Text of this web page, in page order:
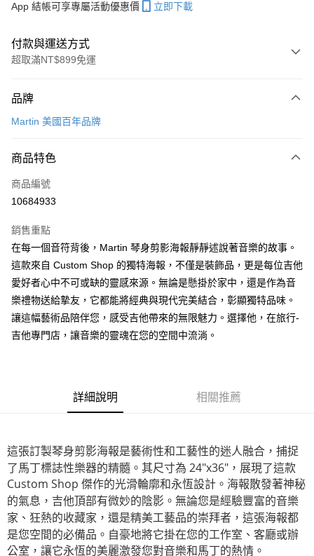
App 結帳可享專屬活動優惠價 立即下載
付款與運送方式
超取滿NT$899免運
信用卡一次付款
3 期 0 利率 每期
合作金庫商業銀行
上海商業儲蓄銀行
臺灣中小企業銀行
匯豐（台灣）商業銀行
華泰商業銀行
聯邦商業銀行
遠東國際商業銀行
元大商業銀行
永豐商業銀行
玉山商業銀行
星展（台灣）商業銀行
台灣樂天信用卡公司
合作金庫商業銀行
上海商業儲蓄銀行
國泰世華商業銀行
兆豐國際商業銀行
匯豐（台灣）商業銀行
華泰商業銀行
聯邦商業銀行
遠東國際商業銀行
元大商業銀行
永豐商業銀行
玉山商業銀行
星展（台灣）商業銀行
台新國際商業銀行
中國信託商業銀行
12 期 0 利率 每期
華南商業銀行
上海商業儲蓄銀行
台北富邦商業銀行
國泰世華商業銀行
兆豐國際商業銀行
臺灣中小企業銀行
台中商業銀行
聯邦商業銀行
遠東國際商業銀行
元大商業銀行
永豐商業銀行
玉山商業銀行
星展（台灣）商業銀行
LINE Pay
街口支付
悠遊付
AFTEE先享後付
AFTEE先享後付是「在收到商品之後才付款」的支付方式。 讓您購物簡單
便利好安心！
１．簡單：不需註冊會員、不需綁卡、不需儲值。
２．便利：只要手機號碼，簡訊認證，即可結帳。
３．安心：先確認商品／服務後，再付款。
【「AFTEE先享後付」結帳流程】
１．於結帳方式選擇「AFTEE先享後付」後，將跳轉至「AFTEE先享後付」
結帳頁面，進行簡訊認證並確認金額後，即可完成結帳。
ATM付款
運送方式
全家取貨付款
每筆NT$60，滿NT$899(含以上)免運費
付款後全家取貨
品牌
Martin 美國百年品牌
商品特色
商品編號
10684933
銷售重點
在每一個音符背後，Martin 琴身剪影海報靜靜述說著音樂的故事。
這款來自 Custom Shop 的獨特海報，不僅是裝飾品，更是每位吉他
愛好者心中不可或缺的靈感來源。無論是懸掛於家中，還是作為音
樂禮物送給摯友，它都能將經典與現代完美結合，彰顯獨特品味。
讓這幅藝術品陪伴您，感受吉他帶來的無限魅力。選擇他，在旅行-
吉他專門店，讓音樂的靈魂在您的空間中流淌。
詳細說明 相關推薦
這張訂製琴身剪影海報是藝術性和工藝性的迷人融合，捕捉
了馬丁標誌性樂器的精髓。其尺寸為 24"x36"，展現了這款
Custom Shop 傑作的光滑輪廓和永恆設計。海報散發著神秘
的氣息，吉他頂部有微妙的陰影。無論您是經驗豐富的音樂
家、狂熱的收藏家，還是精美工藝品的崇拜者，這張海報都
是您空間的必備品。自豪地將它掛在您的工作室、客廳或辦
公室，讓它永恆的美麗激發您對音樂和馬丁的熱情。